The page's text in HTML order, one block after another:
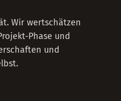
Wir wertschätzen
Phase und
und